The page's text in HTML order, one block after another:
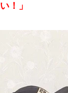
い！」